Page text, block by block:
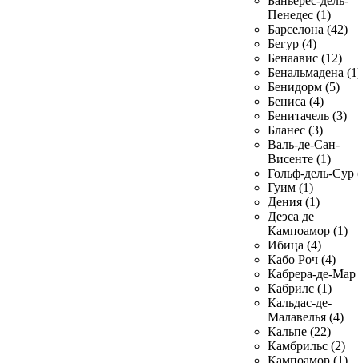
Пенедес (1)
Барселона (42)
Бегур (4)
Бенаавис (12)
Бенальмадена
Бенидорм (5)
Бениса (4)
Бенитачель (3)
Бланес (3)
Валь-де-Сан-
Висенте (1)
Гольф-дель-Сур
Гуим (1)
Дения (1)
Деэса де
Кампоамор (1)
Ибица (4)
Кабо Роч (4)
Кабрера-де-Мар
Кабрилс (1)
Кальдас-де-
Малавелья (4)
Кальпе (22)
Камбрильс (2)
Кампоамор (1)